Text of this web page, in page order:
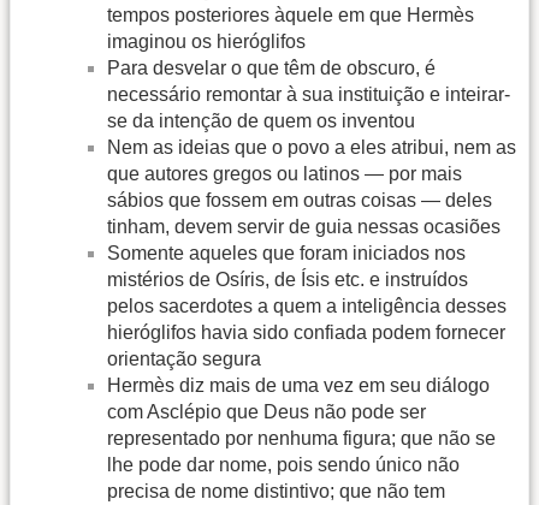
tempos posteriores àquele em que Hermès
imaginou os hieróglifos
Para desvelar o que têm de obscuro, é
necessário remontar à sua instituição e inteirar-
se da intenção de quem os inventou
Nem as ideias que o povo a eles atribui, nem as
que autores gregos ou latinos — por mais
sábios que fossem em outras coisas — deles
tinham, devem servir de guia nessas ocasiões
Somente aqueles que foram iniciados nos
mistérios de Osíris, de Ísis etc. e instruídos
pelos sacerdotes a quem a inteligência desses
hieróglifos havia sido confiada podem fornecer
orientação segura
Hermès diz mais de uma vez em seu diálogo
com Asclépio que Deus não pode ser
representado por nenhuma figura; que não se
lhe pode dar nome, pois sendo único não
precisa de nome distintivo; que não tem